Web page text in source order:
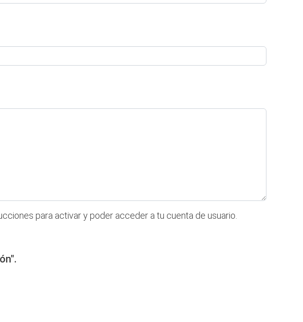
para activar y poder acceder a tu cuenta de usuario.